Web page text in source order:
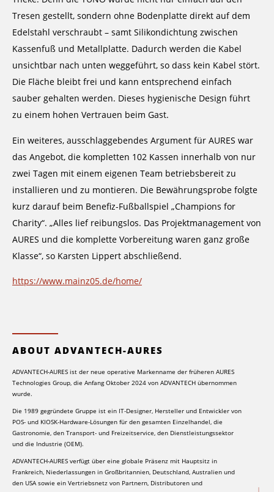
Tresen gestellt, sondern ohne Bodenplatte direkt auf dem
Edelstahl verschraubt – samt Silikondichtung zwischen
Kassenfuß und Metallplatte. Dadurch werden die Kabel
unsichtbar nach unten weggeführt, so dass kein Kabel stört.
Die Fläche bleibt frei und kann entsprechend einfach
sauber gehalten werden. Dieses hygienische Design führt
zu einem hohen Vertrauen beim Gast.
Ein weiteres, ausschlaggebendes Argument für AURES war
das Angebot, die kompletten 102 Kassen innerhalb von nur
zwei Tagen mit einem eigenen Team betriebsbereit zu
installieren und zu montieren. Die Bewährungsprobe folgte
kurz darauf beim Benefiz-Fußballspiel „Champions for
Charity“. „Alles lief reibungslos. Das Projektmanagement von
AURES und die komplette Vorbereitung waren ganz große
Klasse“, so Karsten Lippert abschließend.
https://www.mainz05.de/home/
ABOUT ADVANTECH-AURES
ADVANTECH-AURES ist der neue operative Markenname der früheren AURES
Technologies Group, die Anfang Oktober 2024 von ADVANTECH übernommen
wurde.
Die 1989 gegründete Gruppe ist ein IT-Designer, Hersteller und Entwickler von
POS- und KIOSK-Hardware-Lösungen für den gesamten Einzelhandel, die
Gastronomie, den Transport- und Freizeitservice, den Dienstleistungssektor
und die Industrie (OEM).
ADVANTECH-AURES verfügt über eine globale Präsenz mit Hauptsitz in
Frankreich, Niederlassungen in Großbritannien, Deutschland, Australien und
den USA sowie ein Vertriebsnetz von Partnern, Distributoren und